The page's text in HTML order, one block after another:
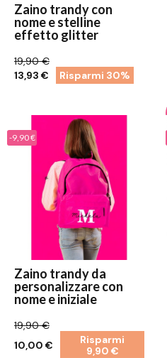
Zaino trandy con
nome e stelline
effetto glitter
19,90 €
13,93 €
Risparmi 30%
-9,90 €
Zaino trandy da
personalizzare con
nome e iniziale
19,90 €
10,00 €
Risparmi
9,90 €